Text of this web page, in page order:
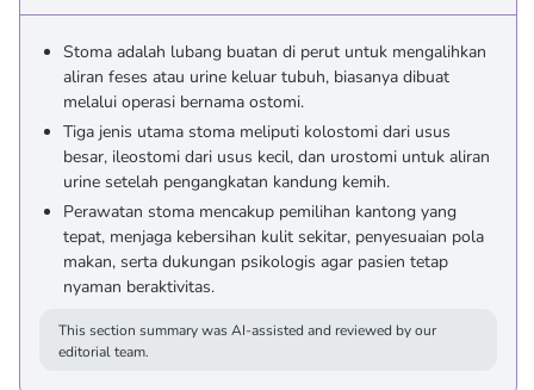
Stoma adalah lubang buatan di perut untuk mengalihkan
aliran feses atau urine keluar tubuh, biasanya dibuat
melalui operasi bernama ostomi.
Tiga jenis utama stoma meliputi kolostomi dari usus
besar, ileostomi dari usus kecil, dan urostomi untuk aliran
urine setelah pengangkatan kandung kemih.
Perawatan stoma mencakup pemilihan kantong yang
tepat, menjaga kebersihan kulit sekitar, penyesuaian pola
makan, serta dukungan psikologis agar pasien tetap
nyaman beraktivitas.
This section summary was AI-assisted and reviewed by our
editorial team.